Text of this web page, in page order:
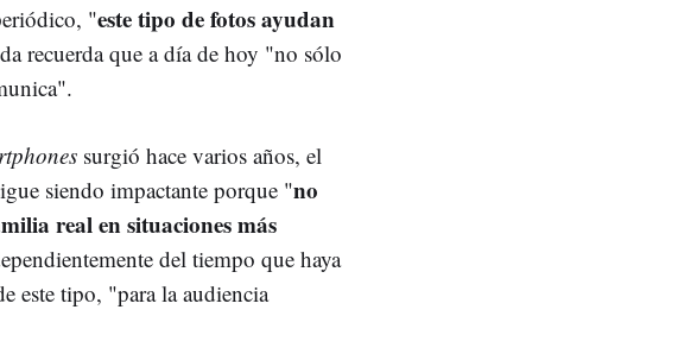
"este tipo de fotos ayudan
recuerda que a día de hoy "no sólo
surgió hace varios años, el
siendo impactante porque "no
real en situaciones más
del tiempo que haya
este tipo, "para la audiencia